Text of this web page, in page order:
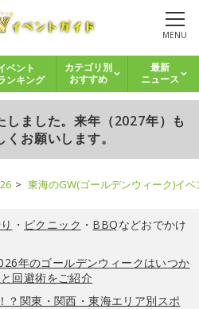
MENU
ベント
ンキング
カテゴリ別
おすすめ
最新
ニュース
しました。来年（2027年）も
お願いします。
東海のGW(ゴールデンウィーク)イ
・ ピクニック ・ BBQなどおでかけ
年のゴールデンウィークはいつか
回避術をご紹介
？関東・関西・東海エリア別スポ